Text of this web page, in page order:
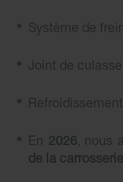
Système de
Joint de culasse
En 2026 , nous
de la carrosserie